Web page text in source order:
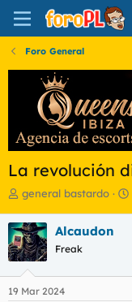
Foro General
La revolución
I
i
c
i
a
d
o
general bastardo
Alcaudon
Freak
19 Mar 2024